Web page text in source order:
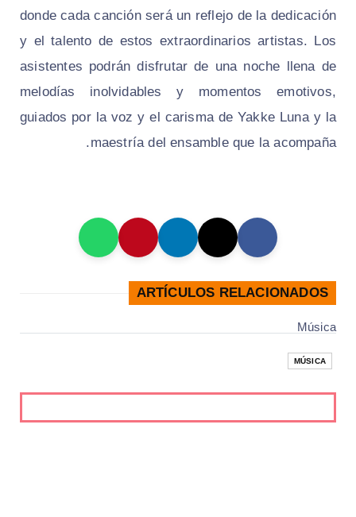
donde cada canción será un reflejo de la dedicación
y el talento de estos extraordinarios artistas. Los
asistentes podrán disfrutar de una noche llena de
melodías inolvidables y momentos emotivos,
guiados por la voz y el carisma de Yakke Luna y la
maestría del ensamble que la acompaña.
ARTÍCULOS RELACIONADOS
Música
MÚSICA